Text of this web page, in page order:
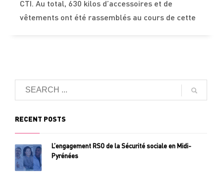
CTI. Au total, 630 kilos d’accessoires et de
vêtements ont été rassemblés au cours de cette
RECENT POSTS
L’engagement RSO de la Sécurité sociale en Midi-
Pyrénées